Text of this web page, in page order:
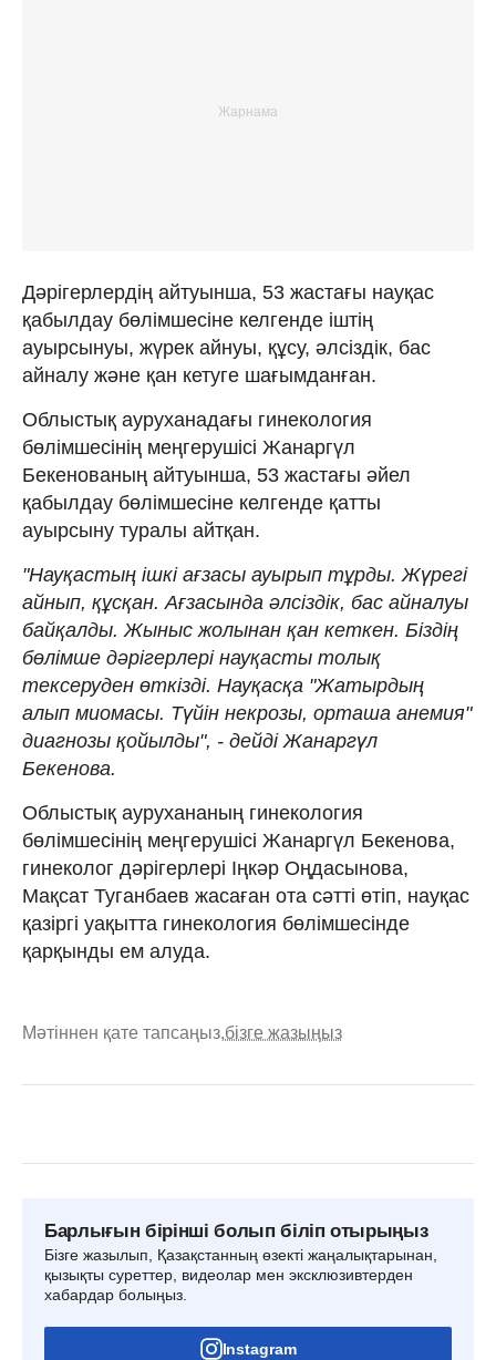
Дәрігерлердің айтуынша, 53 жастағы науқас
қабылдау бөлімшесіне келгенде іштің
ауырсынуы, жүрек айнуы, құсу, әлсіздік, бас
айналу және қан кетуге шағымданған.
Облыстық ауруханадағы гинекология
бөлімшесінің меңгерушісі Жанаргүл
Бекенованың айтуынша, 53 жастағы әйел
қабылдау бөлімшесіне келгенде қатты
ауырсыну туралы айтқан.
"Науқастың ішкі ағзасы ауырып тұрды. Жүрегі
айнып, құсқан. Ағзасында әлсіздік, бас айналуы
байқалды. Жыныс жолынан қан кеткен. Біздің
бөлімше дәрігерлері науқасты толық
тексеруден өткізді. Науқасқа "Жатырдың
алып миомасы. Түйін некрозы, орташа анемия"
диагнозы қойылды", - дейді Жанаргүл
Бекенова.
Облыстық аурухананың гинекология
бөлімшесінің меңгерушісі Жанаргүл Бекенова,
гинеколог дәрігерлері Іңкәр Оңдасынова,
Мақсат Туганбаев жасаған ота сәтті өтіп, науқас
қазіргі уақытта гинекология бөлімшесінде
қарқынды ем алуда.
Мәтіннен қате тапсаңыз,бізге жазыңыз
Барлығын бірінші болып біліп отырыңыз
Бізге жазылып, Қазақстанның өзекті жаңалықтарынан,
қызықты суреттер, видеолар мен эксклюзивтерден
хабардар болыңыз.
Instagram